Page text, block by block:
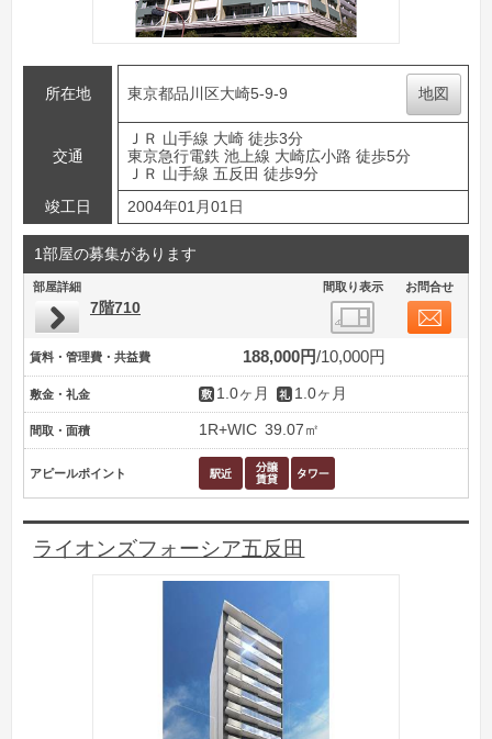
所在地 東京都品川区大崎5-9-9 地図
交通
ＪＲ 山手線 大崎 徒歩3分
東京急行電鉄 池上線 大崎広小路 徒歩5分
ＪＲ 山手線 五反田 徒歩9分
竣工日
2004年01月01日
1部屋の募集があります
部屋詳細 間取り表示 お問合せ
7階710
賃料・管理費・共益費 188,000円 10,000円
敷金・礼金 1.0ヶ月 1.0ヶ月
間取・面積 1R+WIC 39.07㎡
アピールポイント
ライオンズフォーシア五反田